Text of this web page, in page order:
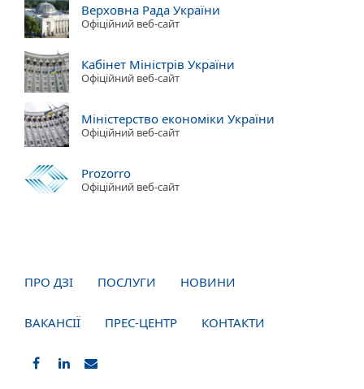
Верховна Рада України
Офіційний веб-сайт
Кабінет Міністрів України
Офіційний веб-сайт
Міністерство економіки України
Офіційний веб-сайт
Prozorro
Офіційний веб-сайт
ПРО ДЗІ ПОСЛУГИ НОВИНИ
ВАКАНСІЇ ПРЕС-ЦЕНТР КОНТАКТИ